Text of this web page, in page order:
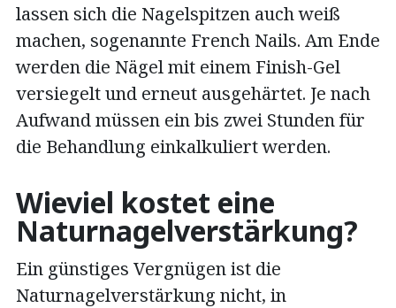
lassen sich die Nagelspitzen auch weiß
machen, sogenannte French Nails. Am Ende
werden die Nägel mit einem Finish-Gel
versiegelt und erneut ausgehärtet. Je nach
Aufwand müssen ein bis zwei Stunden für
die Behandlung einkalkuliert werden.
Wieviel kostet eine
Naturnagelverstärkung?
Ein günstiges Vergnügen ist die
Naturnagelverstärkung nicht, in